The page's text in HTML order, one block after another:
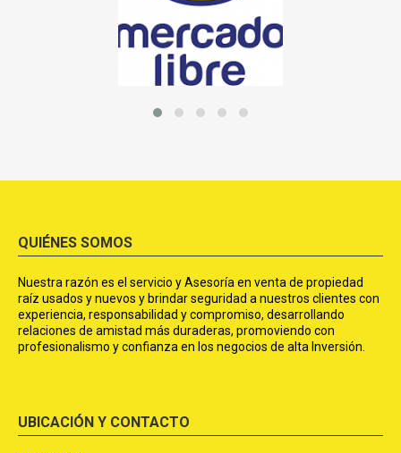
QUIÉNES SOMOS
Nuestra razón es el servicio y Asesoría en venta de propiedad
raíz usados y nuevos y brindar seguridad a nuestros clientes con
experiencia, responsabilidad y compromiso, desarrollando
relaciones de amistad más duraderas, promoviendo con
profesionalismo y confianza en los negocios de alta Inversión.
UBICACIÓN Y CONTACTO